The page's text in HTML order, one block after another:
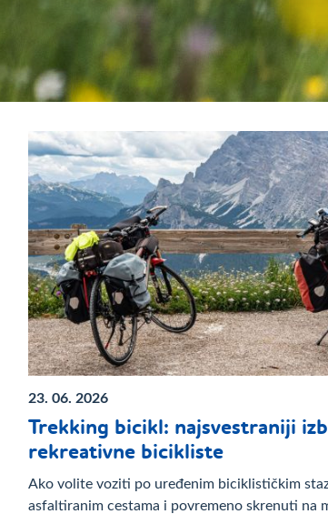
23. 06. 2026
Trekking bicikl: najsvestraniji
rekreativne bicikliste
Ako volite voziti po uređenim biciklističkim
asfaltiranim cestama i povremeno skrenuti na